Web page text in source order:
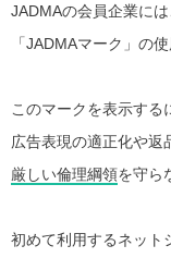
JADMAの会員企業には
「JADMAマーク」の
このマークを表示する
広告表現の適正化や返
厳しい倫理綱領を守ら
初めて利用するネット